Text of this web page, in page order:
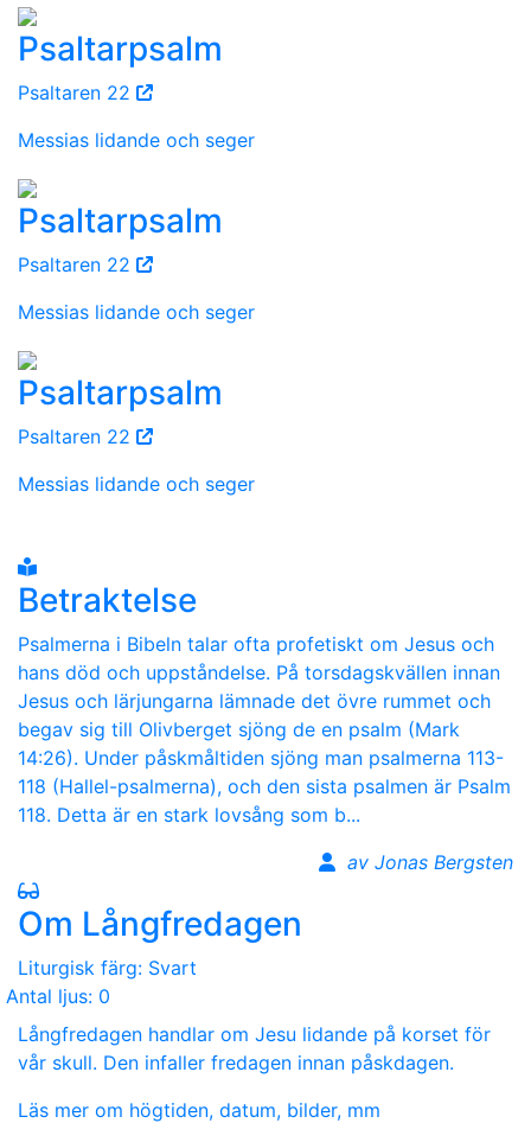
Psaltarpsalm
Psaltaren 22
Messias lidande och seger
Psaltarpsalm
Psaltaren 22
Messias lidande och seger
Psaltarpsalm
Psaltaren 22
Messias lidande och seger
Betraktelse
Psalmerna i Bibeln talar ofta profetiskt om Jesus och
hans död och uppståndelse. På torsdagskvällen innan
Jesus och lärjungarna lämnade det övre rummet och
begav sig till Olivberget sjöng de en psalm (Mark
14:26). Under påskmåltiden sjöng man psalmerna 113-
118 (Hallel-psalmerna), och den sista psalmen är Psalm
118. Detta är en stark lovsång som b...
av Jonas Bergsten
Om Långfredagen
Liturgisk färg: Svart
Antal ljus: 0
Långfredagen handlar om Jesu lidande på korset för
vår skull. Den infaller fredagen innan påskdagen.
Läs mer om högtiden, datum, bilder, mm